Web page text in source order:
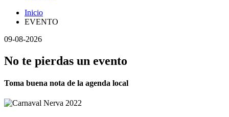
Inicio
EVENTO
09-08-2026
No te pierdas un evento
Toma buena nota de la agenda local